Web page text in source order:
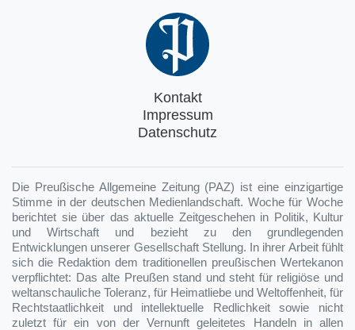
Kontakt
Impressum
Datenschutz
Die Preußische Allgemeine Zeitung (PAZ) ist eine einzigartige
Stimme in der deutschen Medienlandschaft. Woche für Woche
berichtet sie über das aktuelle Zeitgeschehen in Politik, Kultur
und Wirtschaft und bezieht zu den grundlegenden
Entwicklungen unserer Gesellschaft Stellung. In ihrer Arbeit fühlt
sich die Redaktion dem traditionellen preußischen Wertekanon
verpflichtet: Das alte Preußen stand und steht für religiöse und
weltanschauliche Toleranz, für Heimatliebe und Weltoffenheit, für
Rechtstaatlichkeit und intellektuelle Redlichkeit sowie nicht
zuletzt für ein von der Vernunft geleitetes Handeln in allen